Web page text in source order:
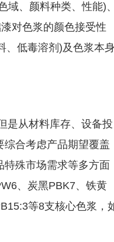
、颜料种类、性能)、
对色浆的颜色接受性
、低毒溶剂)及色浆本身
是从材料库存、设备投
综合考虑产品期望覆盖
殊市场需求等多方面
、炭黑PBK7、铁黄
等8支核心色浆，